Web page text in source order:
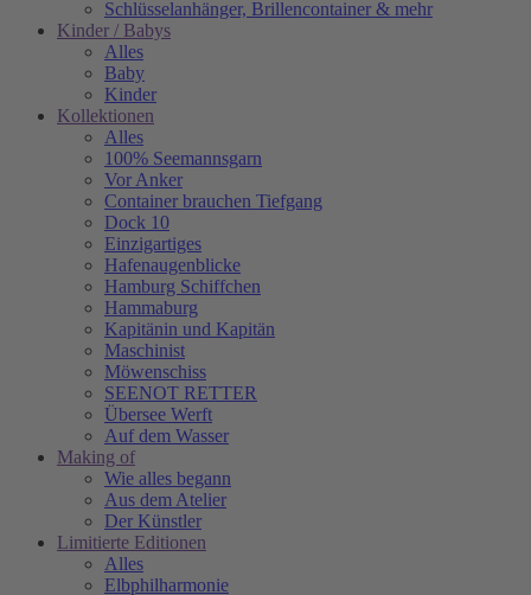
Schlüsselanhänger, Brillencontainer & mehr
Kinder / Babys
Alles
Baby
Kinder
Kollektionen
Alles
100% Seemannsgarn
Vor Anker
Container brauchen Tiefgang
Dock 10
Einzigartiges
Hafenaugen­blicke
Hamburg Schiffchen
Hammaburg
Kapitänin und Kapitän
Maschinist
Möwenschiss
SEENOT RETTER
Übersee Werft
Auf dem Wasser
Making of
Wie alles begann
Aus dem Atelier
Der Künstler
Limitierte Editionen
Alles
Elbphilharmonie